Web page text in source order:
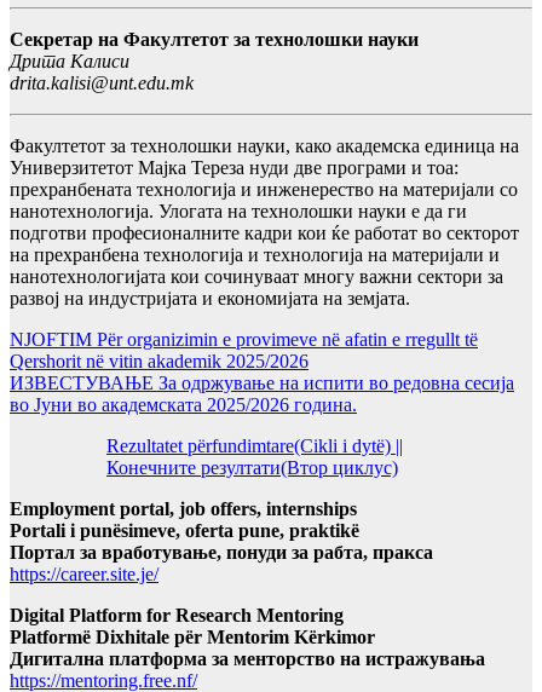
Cекретар на Факултетот за технолошки науки
Дрита Калиси
drita.kalisi@unt.edu.mk
Факултетот за технолошки науки, како академска единица на
Универзитетот Мајка Тереза нуди две програми и тоа:
прехранбената технологија и инженерeство на материјали со
нанотехнологија. Улогата на технолошки науки е да ги
подготви професионалните кадри кои ќе работат во секторот
на прехранбена технологија и технологија на материјали и
нанотехнологијата кои сочинуваат многу важни сектори за
развој на индустријата и економијата на земјата.
NJOFTIM Për organizimin e provimeve në afatin e rregullt të
Qershorit në vitin akademik 2025/2026
ИЗВЕСТУВАЊЕ За одржување на испити во редовна сесија
во Јуни во академската 2025/2026 година.
Rezultatet përfundimtare(Cikli i dytë) ||
Конечните резултати(Втор циклус)
Employment portal, job offers, internships
Portali i punësimeve, oferta pune, praktikë
Портал за вработување, понуди за рабта, пракса
https://career.site.je/
Digital Platform for Research Mentoring
Platformë Dixhitale për Mentorim Kërkimor
Дигитална платформа за менторство на истражувања
https://mentoring.free.nf/